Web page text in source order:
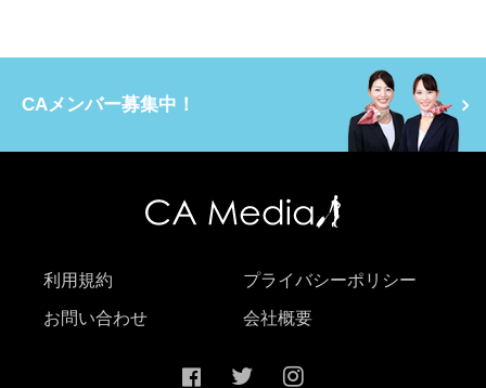
CAメンバー募集中！
利用規約 プライバシーポリシー
お問い合わせ 会社概要